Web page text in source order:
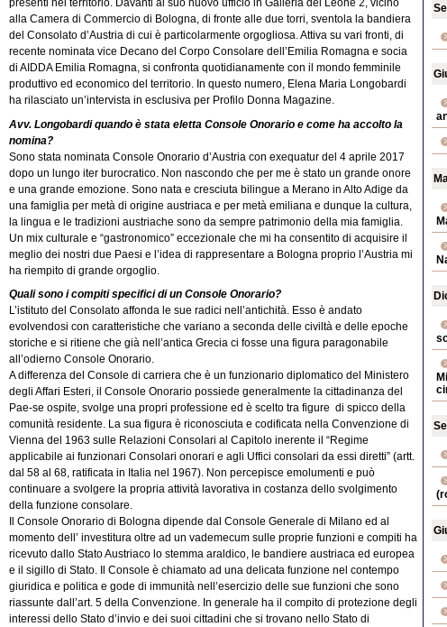
presenti nel territorio. Davanti al suo nuovo ufficio in Galleria del Leone 2, vicino
alla Camera di Commercio di Bologna, di fronte alle due torri, sventola la bandiera
del Consolato d’Austria di cui è particolarmente orgogliosa. Attiva su vari fronti, di
recente nominata vice Decano del Corpo Consolare dell’Emilia Romagna e socia
di AIDDA Emilia Romagna, si confronta quotidianamente con il mondo femminile
produttivo ed economico del territorio. In questo numero, Elena Maria Longobardi
ha rilasciato un’intervista in esclusiva per Profilo Donna Magazine.
Avv. Longobardi quando è stata eletta Console Onorario e come ha accolto la
nomina?
Sono stata nominata Console Onorario d’Austria con exequatur del 4 aprile 2017
dopo un lungo iter burocratico. Non nascondo che per me è stato un grande onore
e una grande emozione. Sono nata e cresciuta bilingue a Merano in Alto Adige da
una famiglia per metà di origine austriaca e per metà emiliana e dunque la cultura,
la lingua e le tradizioni austriache sono da sempre patrimonio della mia famiglia.
Un mix culturale e “gastronomico” eccezionale che mi ha consentito di acquisire il
meglio dei nostri due Paesi e l’idea di rappresentare a Bologna proprio l’Austria mi
ha riempito di grande orgoglio.
Quali sono i compiti specifici di un Console Onorario?
L’istituto del Consolato affonda le sue radici nell’antichità. Esso è andato
evolvendosi con caratteristiche che variano a seconda delle civiltà e delle epoche
storiche e si ritiene che già nell’antica Grecia ci fosse una figura paragonabile
all’odierno Console Onorario.
A differenza del Console di carriera che è un funzionario diplomatico del Ministero
degli Affari Esteri, il Console Onorario possiede generalmente la cittadinanza del
Pae-se ospite, svolge una propri professione ed è scelto tra figure di spicco della
comunità residente. La sua figura è riconosciuta e codificata nella Convenzione di
Vienna del 1963 sulle Relazioni Consolari al Capitolo inerente il “Regime
applicabile ai funzionari Consolari onorari e agli Uffici consolari da essi diretti” (artt.
dal 58 al 68, ratificata in Italia nel 1967). Non percepisce emolumenti e può
continuare a svolgere la propria attività lavorativa in costanza dello svolgimento
della funzione consolare.
Il Console Onorario di Bologna dipende dal Console Generale di Milano ed al
momento dell’ investitura oltre ad un vademecum sulle proprie funzioni e compiti ha
ricevuto dallo Stato Austriaco lo stemma araldico, le bandiere austriaca ed europea
e il sigillo di Stato. Il Console è chiamato ad una delicata funzione nel contempo
giuridica e politica e gode di immunità nell’esercizio delle sue funzioni che sono
riassunte dall’art. 5 della Convenzione. In generale ha il compito di protezione degli
interessi dello Stato d’invio e dei suoi cittadini che si trovano nello Stato di